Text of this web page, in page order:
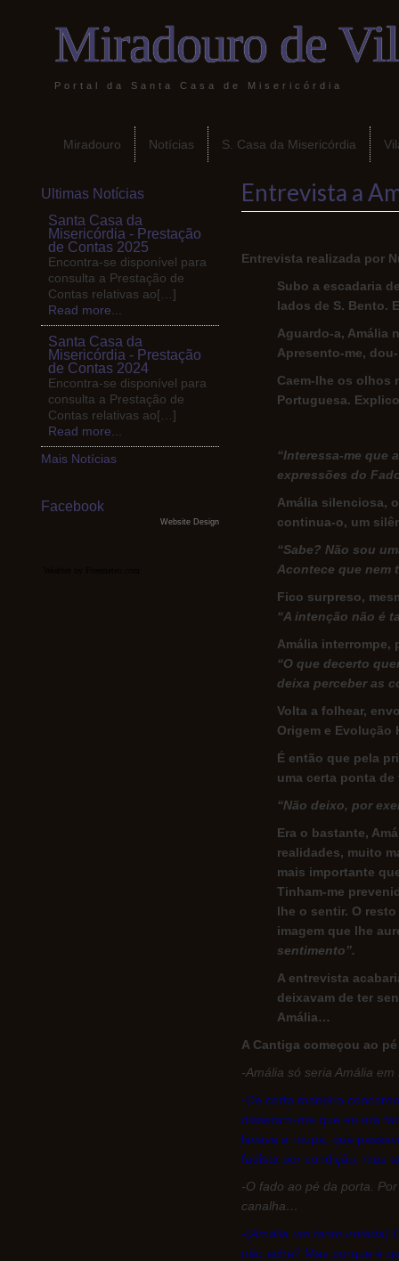
Miradouro de
Portal da Santa Casa de Misericórdia
Miradouro Notícias S. Casa da Misericórdia
Ultimas Notícias
Santa Casa da
Misericórdia - Prestação
de Contas 2025
Encontra-se disponível para
consulta a Prestação de
Contas relativas ao[…]
Read more...
Santa Casa da
Misericórdia - Prestação
de Contas 2024
Encontra-se disponível para
consulta a Prestação de
Contas relativas ao[…]
Read more...
Mais Notícias
Facebook
Website Design
Entrevista a
Entrevista realizada por
Subo a escadaria
lados de S. Bento.
Aguardo-a, Amália
Apresento-me,
Caem-lhe os olhos
Portuguesa.
“Interessa-me que
expressões do
Amália silenciosa,
continua-o, um
“Sabe? Não sou
Acontece que nem
Fico surpreso,
“A intenção não é
Amália interrompe,
“O que decerto
deixa perceber as
Volta a folhear,
Origem e Evolução
É então que pela
uma certa ponta
“Não deixo, por
Era o bastante,
realidades, muito
mais importante
Tinham-me
lhe o sentir. O
imagem que lhe
sentimento”.
A entrevista
deixavam de ter
Amália…
A Cantiga começou ao
-Amália só seria Amália
-De certa maneira
disseram-me que eu era
lavava a roupa, que
fadista por condição, mas
-O fado ao pé da porta.
canalha…
-(Amália um tanto irritada)
não acha? Mas porque é